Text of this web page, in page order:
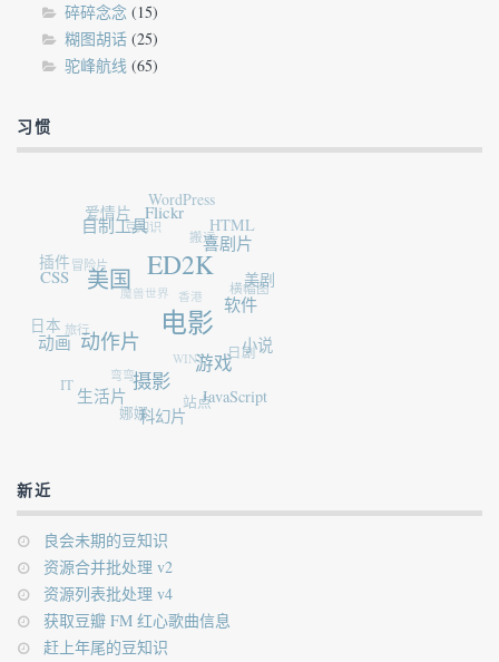
碎碎念念 (15)
糊图胡话 (25)
驼峰航线 (65)
习惯
电影
ED2K
美国
动作片
摄影
游戏
软件
喜剧片
Flickr
自制工具
CSS
动画
生活片
科幻片
JavaScript
小说
美剧
HTML
WordPress
爱情片
插件
日本
IT
娜娜 站点
日剧
横幅图
搬运
豆知识
弯弯
WIN7
香港
魔兽世界
新近
良会未期的豆知识
资源合并批处理 v2
资源列表批处理 v4
获取豆瓣 FM 红心歌曲信息
赶上年尾的豆知识